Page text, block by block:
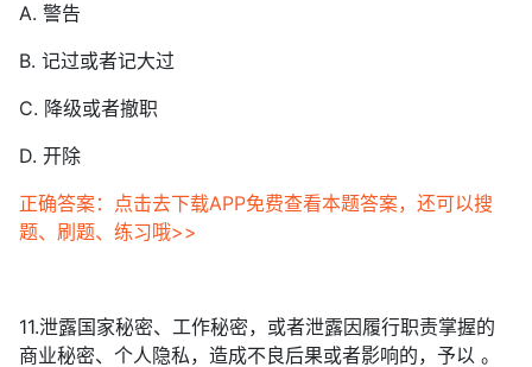
A. 警告
B. 记过或者记大过
C. 降级或者撤职
D. 开除
正确答案：点击去下载APP免费查看本题答案，还可以搜
题、刷题、练习哦>>
11.泄露国家秘密、工作秘密，或者泄露因履行职责掌握的
商业秘密、个人隐私，造成不良后果或者影响的，予以 。